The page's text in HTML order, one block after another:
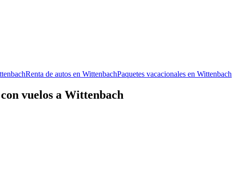
Renta de autos en WittenbachPaquetes vacacionales en Wittenbach
vuelos a Wittenbach